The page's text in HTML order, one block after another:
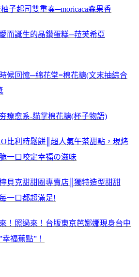
子起司雙重奏─moricaca森果香
而誕生的晶鑚蛋糕─菈芙希亞
候回憶─綿花堂=棉花糖(文末抽綜合
療愈系-貓掌棉花糖(杯子物語)
比利時鬆餅║超人氣午茶甜點，現烤
一口咬定幸福の滋味
貝克甜甜圈專賣店║獨特造型甜甜
一口都超滿足!
！照過來！台版東京芭娜娜現身台中
福蕉點”！